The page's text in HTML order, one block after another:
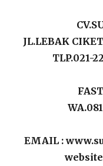
JL.LEBAK
TLP.021-
EMAIL :